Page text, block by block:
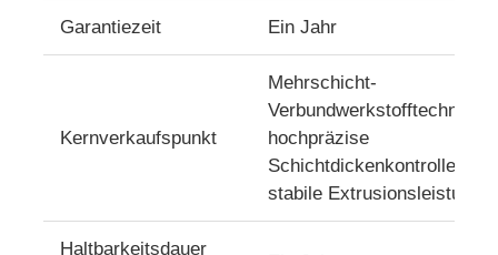
Kunststoffplatten-Extrusionsleitung
Thermoform-Blatt-Extrusionsleitung
Produktionslinie für PP-Blätter
Garantiezeit Ein Jahr
Kernverkaufspunkt
Mehrschicht-
hochpräzise
Schichtdickenkontrolle,
stabile Extrusionsleistung
Haltbarkeitsdauer